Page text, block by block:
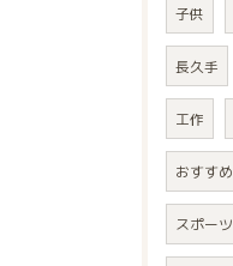
子供
長久手
工作
おすすめ
スポーツ